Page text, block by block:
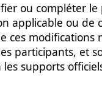
ou compléter
applicable ou de
ces
participants, et
supports